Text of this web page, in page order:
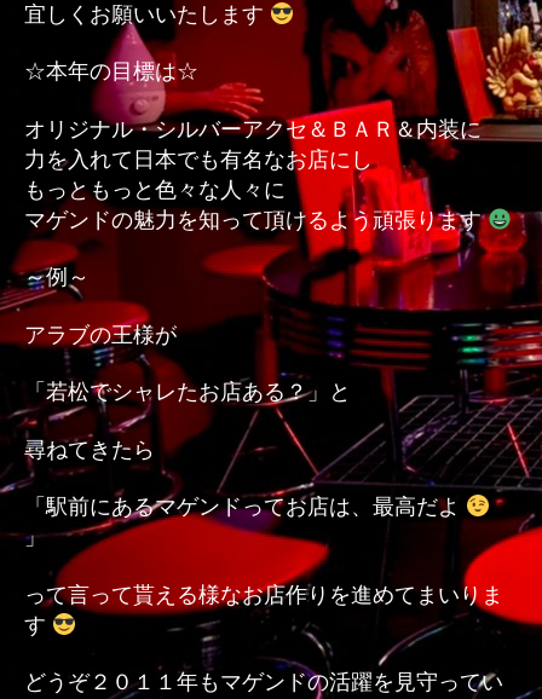
宜しくお願いいたします
☆本年の目標は☆
オリジナル・シルバーアクセ＆ＢＡＲ＆内装に
力を入れて日本でも有名なお店にし
もっともっと色々な人々に
マゲンドの魅力を知って頂けるよう頑張ります
～例～
アラブの王様が
「若松でシャレたお店ある？」と
尋ねてきたら
「駅前にあるマゲンドってお店は、最高だよ
」
って言って貰える様なお店作りを進めてまいりま
す
どうぞ２０１１年もマゲンドの活躍を見守ってい